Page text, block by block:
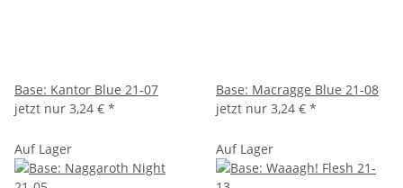
Base: Kantor Blue 21-07
jetzt nur 3,24 € *
Base: Macragge Blue 21-08
jetzt nur 3,24 € *
Auf Lager Auf Lager